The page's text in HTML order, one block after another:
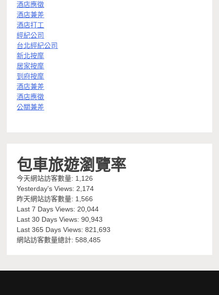
酒店應徵
酒店兼差
酒店打工
經紀公司
台北經紀公司
新北按摩
居家按摩
到府按摩
酒店兼差
酒店應徵
公關兼差
包車旅遊瀏覽率
今天網站訪客數量: 1,126
Yesterday's Views:2,174
昨天網站訪客數量: 1,566
Last 7 Days Views:20,044
Last 30 Days Views:90,943
Last 365 Days Views:821,693
網站訪客數量總計:588,485